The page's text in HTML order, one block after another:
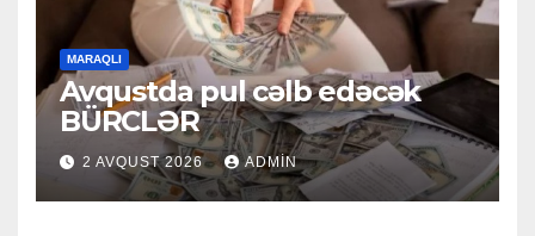
MARAQLI
Avqustda pul cəlb edəcək
BÜRCLƏR
2 AVQUST 2026 ADMIN